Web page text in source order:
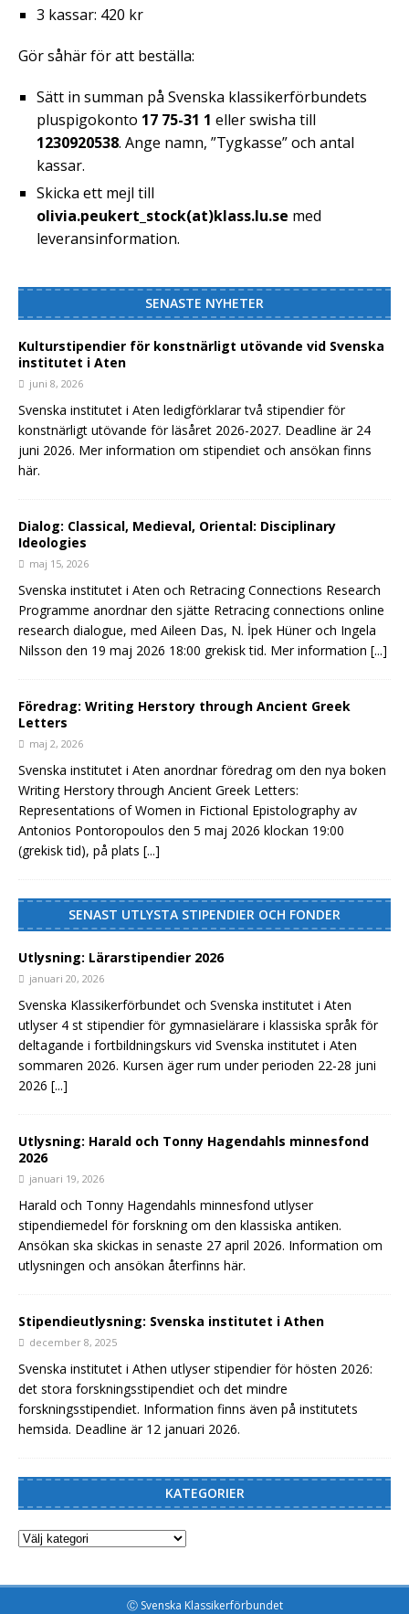
3 kassar: 420 kr
Gör såhär för att beställa:
Sätt in summan på Svenska klassikerförbundets
pluspigokonto 17 75-31 1 eller swisha till
1230920538. Ange namn, ”Tygkasse” och antal
kassar.
Skicka ett mejl till
olivia.peukert_stock(at)klass.lu.se med
leveransinformation.
SENASTE NYHETER
Kulturstipendier för konstnärligt utövande vid Svenska
institutet i Aten
juni 8, 2026
Svenska institutet i Aten ledigförklarar två stipendier för
konstnärligt utövande för läsåret 2026-2027. Deadline är 24
juni 2026. Mer information om stipendiet och ansökan finns
här.
Dialog: Classical, Medieval, Oriental: Disciplinary
Ideologies
maj 15, 2026
Svenska institutet i Aten och Retracing Connections Research
Programme anordnar den sjätte Retracing connections online
research dialogue, med Aileen Das, N. İpek Hüner och Ingela
Nilsson den 19 maj 2026 18:00 grekisk tid. Mer information [...]
Föredrag: Writing Herstory through Ancient Greek
Letters
maj 2, 2026
Svenska institutet i Aten anordnar föredrag om den nya boken
Writing Herstory through Ancient Greek Letters:
Representations of Women in Fictional Epistolography av
Antonios Pontoropoulos den 5 maj 2026 klockan 19:00
(grekisk tid), på plats [...]
SENAST UTLYSTA STIPENDIER OCH FONDER
Utlysning: Lärarstipendier 2026
januari 20, 2026
Svenska Klassikerförbundet och Svenska institutet i Aten
utlyser 4 st stipendier för gymnasielärare i klassiska språk för
deltagande i fortbildningskurs vid Svenska institutet i Aten
sommaren 2026. Kursen äger rum under perioden 22-28 juni
2026 [...]
Utlysning: Harald och Tonny Hagendahls minnesfond
2026
januari 19, 2026
Harald och Tonny Hagendahls minnesfond utlyser
stipendiemedel för forskning om den klassiska antiken.
Ansökan ska skickas in senaste 27 april 2026. Information om
utlysningen och ansökan återfinns här.
Stipendieutlysning: Svenska institutet i Athen
december 8, 2025
Svenska institutet i Athen utlyser stipendier för hösten 2026:
det stora forskningsstipendiet och det mindre
forskningsstipendiet. Information finns även på institutets
hemsida. Deadline är 12 januari 2026.
KATEGORIER
Ⓒ Svenska Klassikerförbundet